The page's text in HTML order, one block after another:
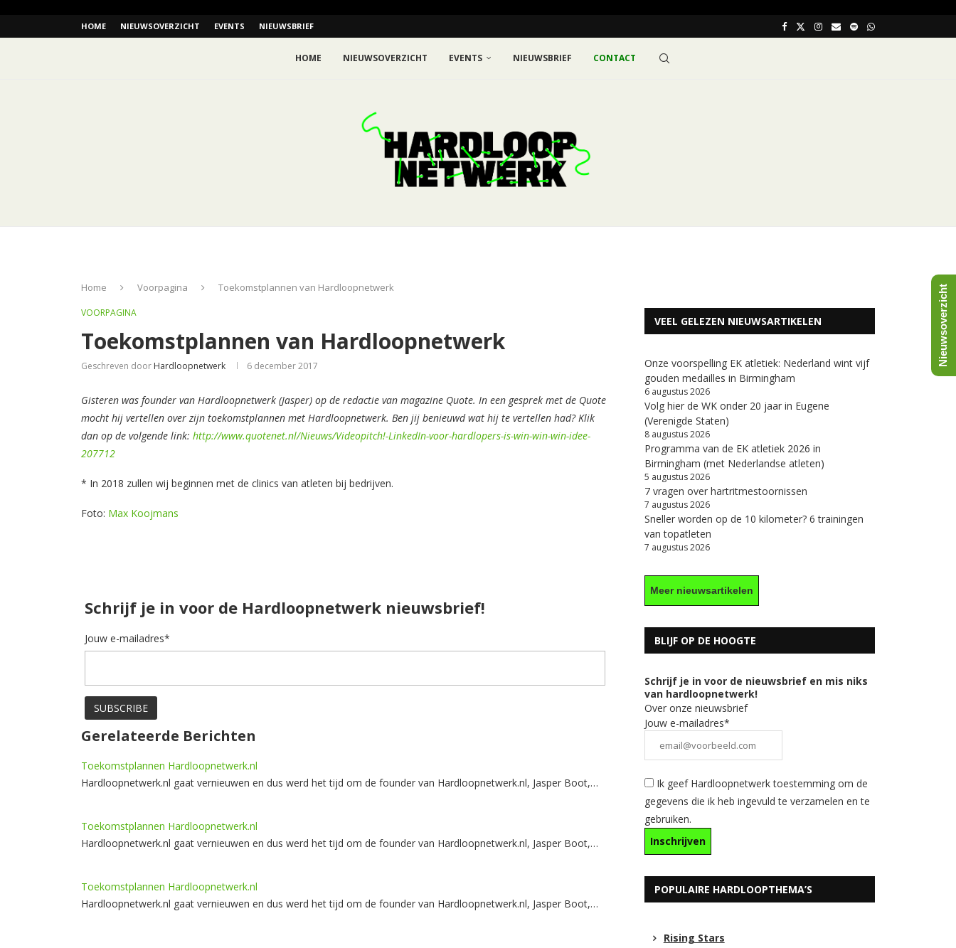
HOME NIEUWSOVERZICHT EVENTS NIEUWSBRIEF
HOME NIEUWSOVERZICHT EVENTS NIEUWSBRIEF CONTACT
Home Voorpagina Toekomstplannen van Hardloopnetwerk
VOORPAGINA
Toekomstplannen van Hardloopnetwerk
Geschreven door Hardloopnetwerk 6 december 2017
Gisteren was founder van Hardloopnetwerk (Jasper) op de redactie van magazine Quote. In een gesprek met de Quote
mocht hij vertellen over zijn toekomstplannen met Hardloopnetwerk. Ben jij benieuwd wat hij te vertellen had? Klik
dan op de volgende link: http://www.quotenet.nl/Nieuws/Videopitch!-LinkedIn-voor-hardlopers-is-win-win-win-idee-
207712
* In 2018 zullen wij beginnen met de clinics van atleten bij bedrijven.
Foto: Max Koojmans
Schrijf je in voor de Hardloopnetwerk nieuwsbrief!
Jouw e-mailadres*
Gerelateerde Berichten
Toekomstplannen Hardloopnetwerk.nl
Hardloopnetwerk.nl gaat vernieuwen en dus werd het tijd om de founder van Hardloopnetwerk.nl, Jasper Boot,…
Toekomstplannen Hardloopnetwerk.nl
Hardloopnetwerk.nl gaat vernieuwen en dus werd het tijd om de founder van Hardloopnetwerk.nl, Jasper Boot,…
Toekomstplannen Hardloopnetwerk.nl
Hardloopnetwerk.nl gaat vernieuwen en dus werd het tijd om de founder van Hardloopnetwerk.nl, Jasper Boot,…
VEEL GELEZEN NIEUWSARTIKELEN
Onze voorspelling EK atletiek: Nederland wint vijf
gouden medailles in Birmingham
6 augustus 2026
Volg hier de WK onder 20 jaar in Eugene
(Verenigde Staten)
8 augustus 2026
Programma van de EK atletiek 2026 in
Birmingham (met Nederlandse atleten)
5 augustus 2026
7 vragen over hartritmestoornissen
7 augustus 2026
Sneller worden op de 10 kilometer? 6 trainingen
van topatleten
7 augustus 2026
Meer nieuwsartikelen
BLIJF OP DE HOOGTE
Schrijf je in voor de nieuwsbrief en mis niks
van hardloopnetwerk!
Over onze nieuwsbrief
Jouw e-mailadres*
Ik geef Hardloopnetwerk toestemming om de
gegevens die ik heb ingevuld te verzamelen en te
gebruiken.
POPULAIRE HARDLOOPTHEMA’S
Rising Stars
Nieuwsoverzicht